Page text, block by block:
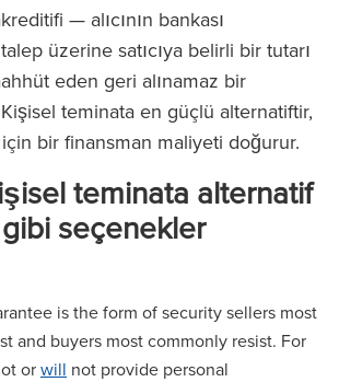
— alıcının bankası
üzerine satıcıya belirli bir tutarı
eden geri alınamaz bir
teminata en güçlü alternatiftir,
için bir finansman maliyeti doğurur.
teminata alternatif
seçenekler
is the form of security sellers most
and buyers most commonly resist. For
orwill not provide personal